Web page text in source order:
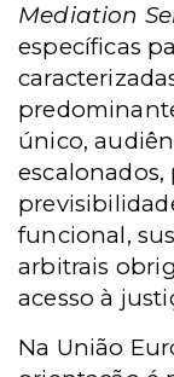
Mediation
específicas
único,
funcional,
arbitrais
acesso à
Na União